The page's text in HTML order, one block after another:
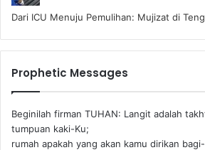
Dari ICU Menuju Pemulihan: Mujizat di
Prophetic Messages
Beginilah firman TUHAN: Langit adalah
tumpuan kaki-Ku;
rumah apakah yang akan kamu dirikan